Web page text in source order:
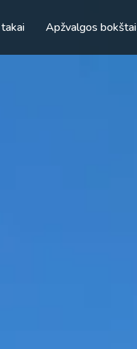
Apžvalgos bokštai